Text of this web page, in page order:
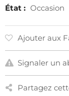
État : Occasion
Ajouter aux
Signaler un
Partagez